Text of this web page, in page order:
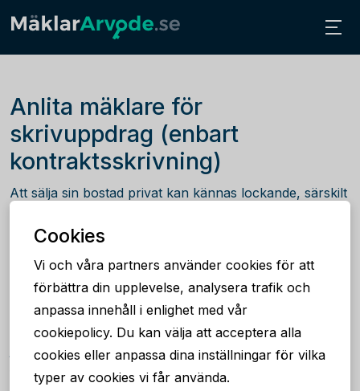
Anlita mäklare för
skrivuppdrag (enbart
kontraktsskrivning)
Att sälja sin bostad privat kan kännas lockande, särskilt
och köparen är överens om pris och villkor, är det
viktigt att allt blir korrekt hanterat juridiskt. Därför väljer
många att anlita en mäklare förenbart
kontraktsskrivning, även kallatskrivuppdrag
ett smidigt sätt att få professionell hjälp med det
juridiska – utan att betala för en hel
försäljningsprocess.
Cookies
Vi och våra partners använder cookies för att
förbättra din upplevelse, analysera trafik och
anpassa innehåll i enlighet med vår
cookiepolicy. Du kan välja att acceptera alla
cookies eller anpassa dina inställningar för vilka
typer av cookies vi får använda.